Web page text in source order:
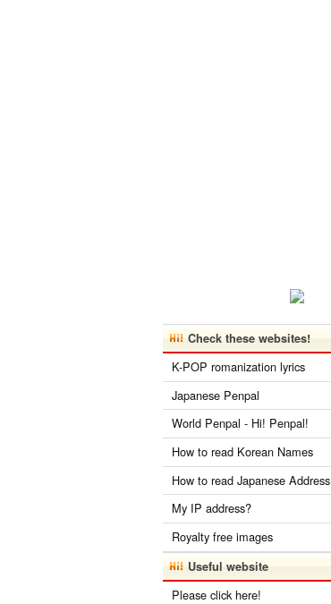
Check these websites!
K-POP romanization lyrics
Japanese Penpal
World Penpal - Hi! Penpal!
How to read Korean Names
How to read Japanese Address
My IP address?
Royalty free images
Useful website
Please click here!